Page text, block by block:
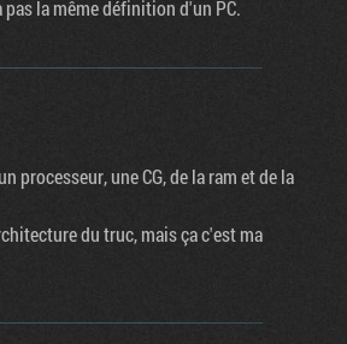
pas la même définition d'un PC.
processeur, une CG, de la ram et de la
du truc, mais ça c'est ma